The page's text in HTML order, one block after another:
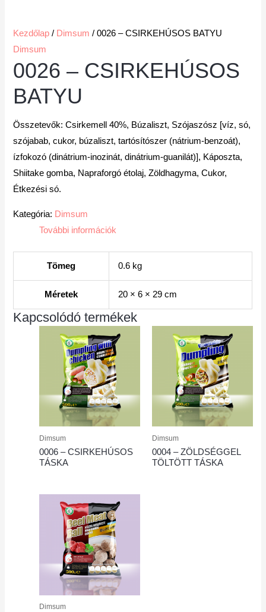
Kezdőlap / Dimsum / 0026 – CSIRKEHÚSOS BATYU
Dimsum
0026 – CSIRKEHÚSOS
BATYU
Összetevők: Csirkemell 40%, Búzaliszt, Szójaszósz [víz, só,
szójabab, cukor, búzaliszt, tartósítószer (nátrium-benzoát),
ízfokozó (dinátrium-inozinát, dinátrium-guanilát)], Káposzta,
Shiitake gomba, Napraforgó étolaj, Zöldhagyma, Cukor,
Étkezési só.
Kategória: Dimsum
További információk
Tömeg 0.6 kg
Méretek 20 × 6 × 29 cm
Kapcsolódó termékek
Dimsum
0006 – CSIRKEHÚSOS
TÁSKA
Dimsum
0004 – ZÖLDSÉGGEL
TÖLTÖTT TÁSKA
Dimsum